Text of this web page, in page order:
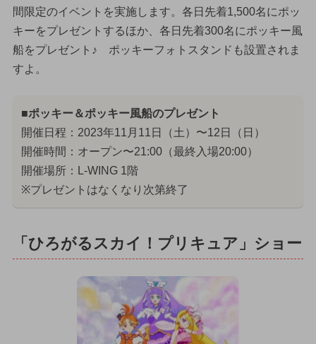
間限定のイベントを実施します。各日先着1,500名にポッ
キーをプレゼントするほか、各日先着300名にポッキー風
船をプレゼント♪ ポッキーフォトスタンドも設置されま
すよ。
■ポッキー＆ポッキー風船のプレゼント
開催日程：2023年11月11日（土）〜12日（日）
開催時間：オープン〜21:00（最終入場20:00）
開催場所：L-WING 1階
※プレゼントはなくなり次第終了
「ひろがるスカイ！プリキュア」ショー